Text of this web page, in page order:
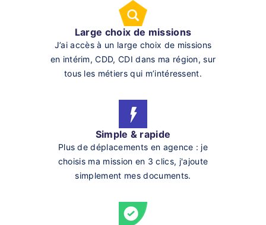
Large choix de missions
J’ai accès à un large choix de missions
en intérim, CDD, CDI dans ma région, sur
tous les métiers qui m’intéressent.
Simple & rapide
Plus de déplacements en agence : je
choisis ma mission en 3 clics, j'ajoute
simplement mes documents.